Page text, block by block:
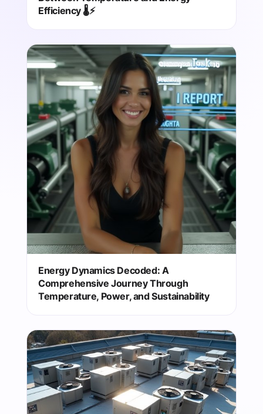
Efficiency 🌡️⚡
Energy Dynamics Decoded: A
Comprehensive Journey Through
Temperature, Power, and Sustainability